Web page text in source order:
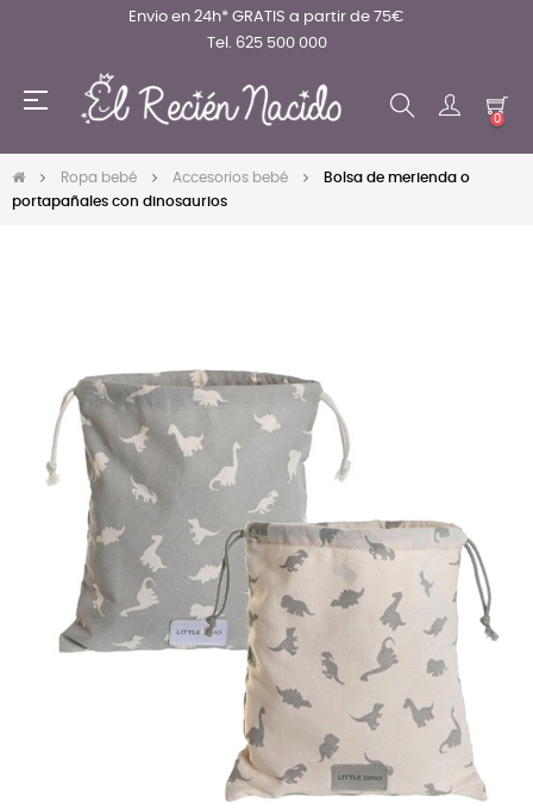
Envio en 24h* GRATIS a partir de 75€
Tel. 625 500 000
Navegación
☰
0
Ropa bebé Accesorios bebé
Bolsa de merienda o
portapañales con dinosaurios